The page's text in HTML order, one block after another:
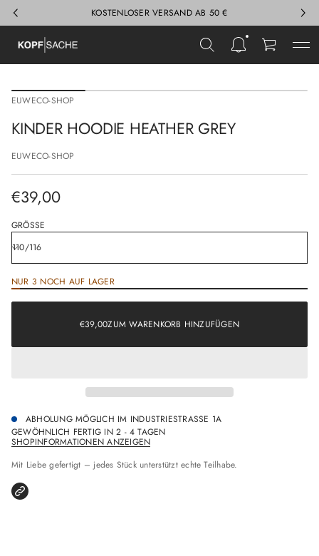
KOSTENLOSER VERSAND AB 50 €
u
r
r
d
t
n
f
o
r
a
t
s
g
e
n
EUWECO-SHOP
KINDER HOODIE HEATHER GREY
EUWECO-SHOP
Regulärer
Preis
€39,00
GRÖSSE
NUR 3 NOCH AUF LAGER
Regulärer
REGULÄRER
€39,00ZUM WARENKORB HINZUFÜGEN
ABHOLUNG MÖGLICH IM INDUSTRIESTRASSE 1A
GEWÖHNLICH FERTIG IN 2 - 4 TAGEN
SHOPINFORMATIONEN ANZEIGEN
Mit Liebe gefertigt – jedes Stück unterstützt echte Teilhabe.